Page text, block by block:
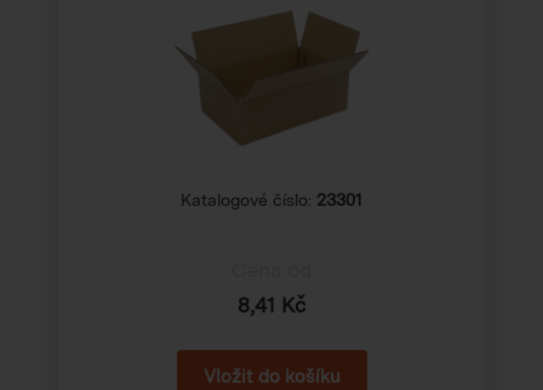
Katalogové číslo: 23301
8,41 Kč